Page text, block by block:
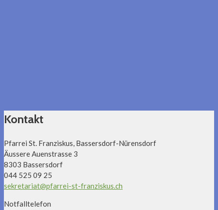
Kontakt
Pfarrei St. Franziskus, Bassersdorf-Nürensdorf
Äussere Auenstrasse 3
8303 Bassersdorf
044 525 09 25
sekretariat@pfarrei-st-franziskus.ch
Notfalltelefon